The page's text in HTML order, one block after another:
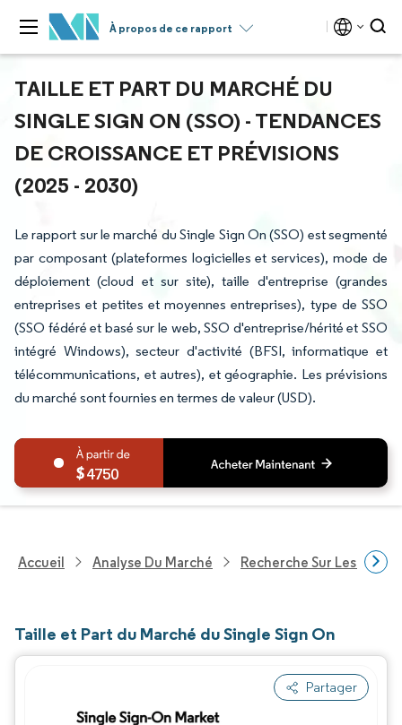
À propos de ce rapport
TAILLE ET PART DU MARCHÉ DU
SINGLE SIGN ON (SSO) - TENDANCES
DE CROISSANCE ET PRÉVISIONS
(2025 - 2030)
Le rapport sur le marché du Single Sign On (SSO) est segmenté
par composant (plateformes logicielles et services), mode de
déploiement (cloud et sur site), taille d'entreprise (grandes
entreprises et petites et moyennes entreprises), type de SSO
(SSO fédéré et basé sur le web, SSO d'entreprise/hérité et SSO
intégré Windows), secteur d'activité (BFSI, informatique et
télécommunications, et autres), et géographie. Les prévisions
du marché sont fournies en termes de valeur (USD).
4750
Accueil Analyse Du Marché Recherche Sur Les
Taille et Part du Marché du Single Sign On
Partager